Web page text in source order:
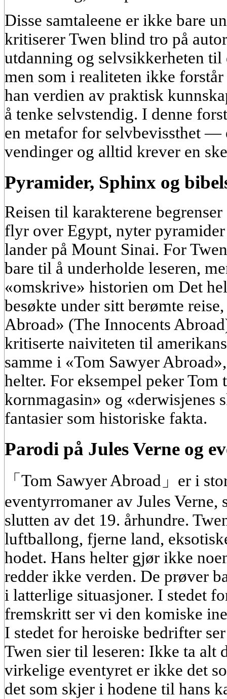
Disse samtaleene er ikke bare
kritiserer Twen blind tro på
utdanning og selvsikkerheten til
men som i realiteten ikke
han verdien av praktisk
å tenke selvstendig. I denne
en metafor for selvbevissthet —
vendinger og alltid krever en
Pyramider, Sphinx og
Reisen til karakterene
flyr over Egypt, nyter
lander på Mount Sinai. For
bare til å underholde leseren,
«omskrive» historien om Det
besøkte under sitt berømte
Abroad» (The Innocents
kritiserte naiviteten til
samme i «Tom Sawyer
helter. For eksempel peker Tom
kornmagasin» og «derwisjenes
fantasier som historiske fakta.
Parodi på Jules Verne og
「Tom Sawyer Abroad」er i
eventyrromaner av Jules
slutten av det 19. århundre.
luftballong, fjerne land,
hodet. Hans helter gjør ikke
redder ikke verden. De prøver
i latterlige situasjoner. I stedet
fremskritt ser vi den komiske
I stedet for heroiske bedrifter
Twen sier til leseren: Ikke ta alt
virkelige eventyret er ikke det
det som skjer i hodene til hans